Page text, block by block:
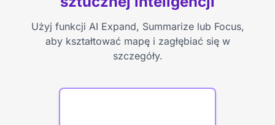
Użyj funkcji AI Expand, Summarize lub Focus,
aby kształtować mapę i zagłębiać się w
szczegóły.